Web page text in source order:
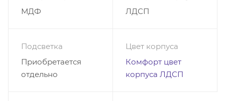
МДФ
ЛДСП
Подсветка
Приобретается
отдельно
Цвет корпуса
Комфорт цвет
корпуса ЛДСП